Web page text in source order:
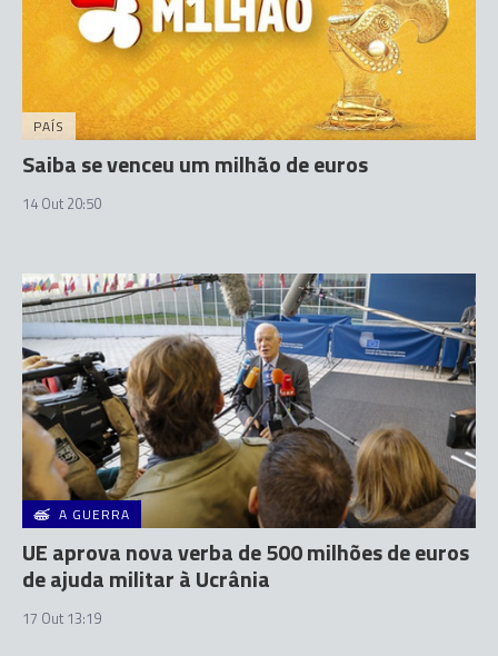
PAÍS
Saiba se venceu um milhão de euros
14 Out 20:50
A GUERRA
UE aprova nova verba de 500 milhões de euros
de ajuda militar à Ucrânia
17 Out 13:19